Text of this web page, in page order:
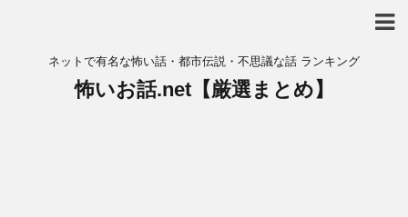
ネットで有名な怖い話・都市伝説・不思議な話 ランキング
怖いお話.net【厳選まとめ】